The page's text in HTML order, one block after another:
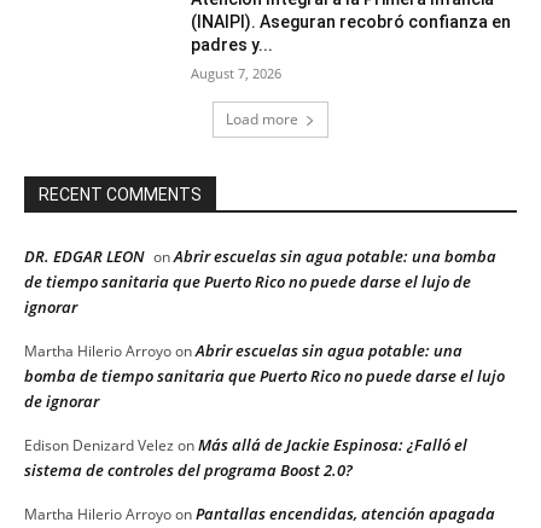
(INAIPI). Aseguran recobró confianza en
padres y...
August 7, 2026
Load more
RECENT COMMENTS
DR. EDGAR LEON onAbrir escuelas sin agua potable: una bomba
de tiempo sanitaria que Puerto Rico no puede darse el lujo de
ignorar
Martha Hilerio ArroyoonAbrir escuelas sin agua potable: una
bomba de tiempo sanitaria que Puerto Rico no puede darse el lujo
de ignorar
Edison Denizard Velez onMás allá de Jackie Espinosa: ¿Falló el
sistema de controles del programa Boost 2.0?
Martha Hilerio ArroyoonPantallas encendidas, atención apagada